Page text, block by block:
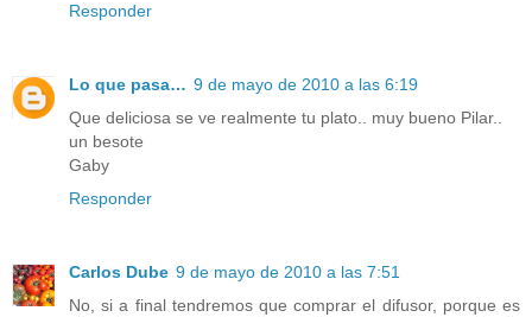
Responder
Lo que pasa… 9 de mayo de 2010 a las 6:19
Que deliciosa se ve realmente tu plato.. muy bueno Pilar..
un besote
Gaby
Responder
Carlos Dube 9 de mayo de 2010 a las 7:51
No, si a final tendremos que comprar el difusor, porque es